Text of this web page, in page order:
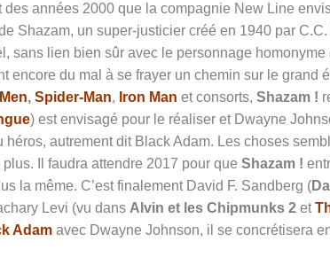
des années 2000 que la compagnie New Line
Shazam, un super-justicier créé en 1940 par
sans lien bien sûr avec le personnage
encore du mal à se frayer un chemin sur le grand
, Spider-Man, Iron Man et consorts, Shazam !
) est envisagé pour le réaliser et Dwayne
héros, autrement dit Black Adam. Les choses
Il faudra attendre 2017 pour que Shazam !
la même. C’est finalement David F. Sandberg (
Levi (vu dans Alvin et les Chipmunks 2 et
Adam avec Dwayne Johnson, il se concrétisera